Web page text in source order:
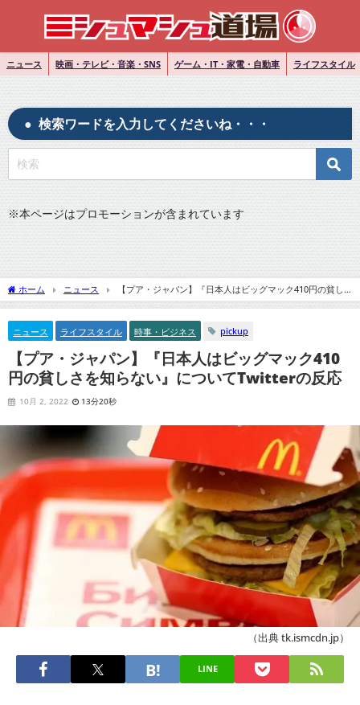
ニュース 映画・テレビ・音楽・SNS ゲーム・IT・家電・自動車 ライフスタイル
検索ワードを入力してくださいね・・・
※本ページはプロモーションが含まれています
ホーム ニュース
【プア・ジャパン】『日本人はビッグマック410円の貧し
さを知らない』についてTwitterの反応
ニュース ライフスタイル 時事・ビジネス pickup
【プア・ジャパン】『日本人はビッグマック410
円の貧しさを知らない』についてTwitterの反応
10月 2, 2022 13分20秒
（出典 tk.ismcdn.jp）
LINE